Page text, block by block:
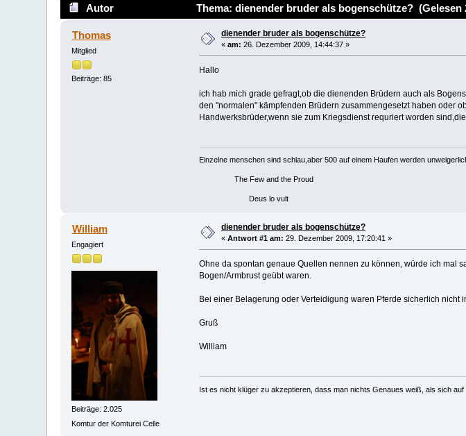
Autor Thema: dienender bruder als bogenschütze? (Gelesen
Thomas
Mitglied
Beiträge: 85
dienender bruder als bogenschütze?
«am: 26. Dezember 2009, 14:44:37 »
Hallo
ich hab mich grade gefragt,ob die dienenden Brüdern auch als
den "normalen" kämpfenden Brüdern zusammengesetzt haben oder
Handwerksbrüder,wenn sie zum Kriegsdienst requriert worden
Einzelne menschen sind schlau,aber 500 auf einem Haufen werden
The Few and the Proud
Deus lo vult
William
Engagiert
Beiträge: 2.025
Komtur der Komturei Celle
dienender bruder als bogenschütze?
«Antwort #1 am: 29. Dezember 2009, 17:20:41 »
Ohne da spontan genaue Quellen nennen zu können, würde ich mal
Bogen/Armbrust geübt waren.
Bei einer Belagerung oder Verteidigung waren Pferde sicherlich
Gruß
William
Ist es nicht klüger zu akzeptieren, dass man nichts Genaues weiß, als sich